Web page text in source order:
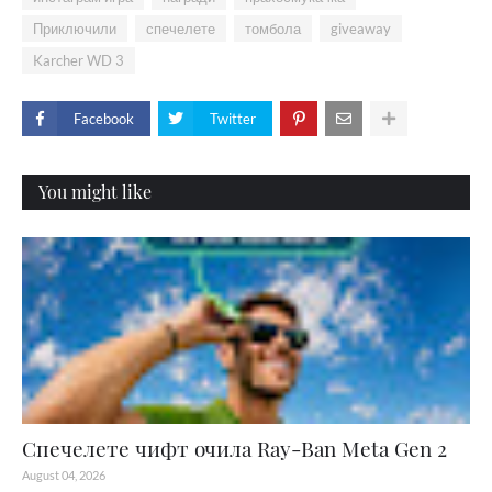
Приключили
спечелете томбола
giveaway
Karcher WD 3
Facebook Twitter
You might like
Спечелете чифт очила Ray-Ban Meta Gen 2
August 04, 2026